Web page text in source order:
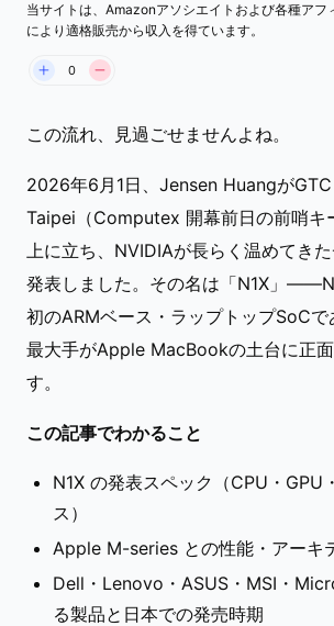
NVIDIA N1X — 初の
SoC（Computex 2026）
当サイトは、Amazonアソシエイトおよび各種アフ
により適格販売から収入を得ています。
0
この流れ、見過ごせませんよね。
2026年6月1日、Jensen HuangがGTC
Taipei（Computex 開幕前日の前哨キ
上に立ち、NVIDIAが長らく温めてき
発表しました。その名は「N1X」
初のARMベース・ラップトップSoCで
最大手がApple MacBookの土台に正
す。
この記事でわかること
N1X の発表スペック（CPU・GPU
ス）
Apple M-series との性能・アーキ
Dell・Lenovo・ASUS・MSI・
る製品と日本での発売時期